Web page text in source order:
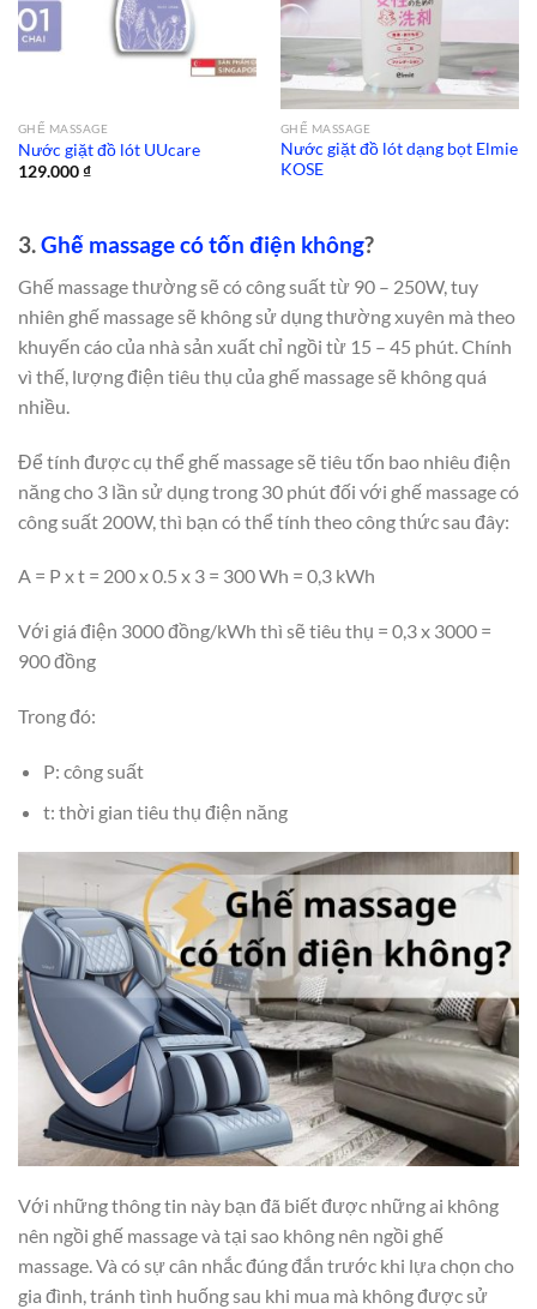
GHẾ MASSAGE
Nước giặt đồ lót UUcare
129.000₫
GHẾ MASSAGE
Nước giặt đồ lót dạng bọt Elmie
KOSE
3.Ghế massage có tốn điện không?
Ghế massage thường sẽ có công suất từ 90 – 250W, tuy
nhiên ghế massage sẽ không sử dụng thường xuyên mà theo
khuyến cáo của nhà sản xuất chỉ ngồi từ 15 – 45 phút. Chính
vì thế, lượng điện tiêu thụ của ghế massage sẽ không quá
nhiều.
Để tính được cụ thể ghế massage sẽ tiêu tốn bao nhiêu điện
năng cho 3 lần sử dụng trong 30 phút đối với ghế massage có
công suất 200W, thì bạn có thể tính theo công thức sau đây:
A = P x t = 200 x 0.5 x 3 = 300 Wh = 0,3 kWh
Với giá điện 3000 đồng/kWh thì sẽ tiêu thụ = 0,3 x 3000 =
900 đồng
Trong đó:
P: công suất
t: thời gian tiêu thụ điện năng
Với những thông tin này bạn đã biết được những ai không
nên ngồi ghế massage và tại sao không nên ngồi ghế
massage. Và có sự cân nhắc đúng đắn trước khi lựa chọn cho
gia đình, tránh tình huống sau khi mua mà không được sử